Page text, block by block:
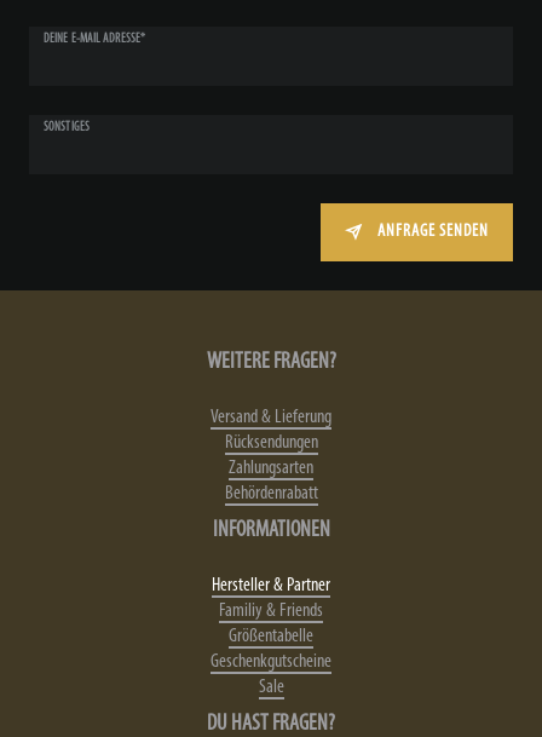
DEINE E-MAIL ADRESSE*
SONSTIGES
ANFRAGE SENDEN
WEITERE FRAGEN?
Versand & Lieferung
Rücksendungen
Zahlungsarten
Behördenrabatt
INFORMATIONEN
Hersteller & Partner
Familiy & Friends
Größentabelle
Geschenkgutscheine
Sale
DU HAST FRAGEN?